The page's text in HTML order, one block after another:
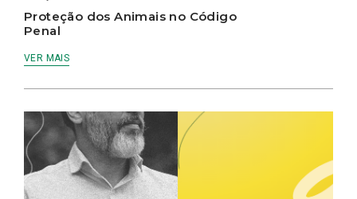
Proteção dos Animais no Código
Penal
VER MAIS